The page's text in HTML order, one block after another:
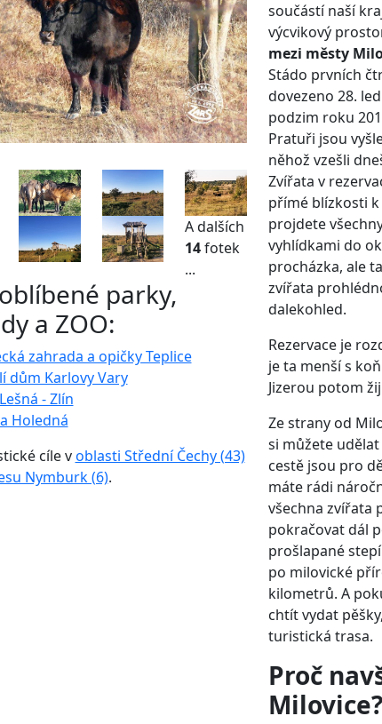
A dalších
14fotek
...
parky,
a ZOO:
zahrada a opičky Teplice
dům Karlovy Vary
- Zlín
Holedná
cíle voblasti Střední Čechy (43)
Nymburk (6).
součástí naší
výcvikový
mezi městy
Stádo prvních
dovezeno 28.
podzim roku
Pratuři jsou
něhož vzešli
Zvířata v
přímé blízkosti
projdete
vyhlídkami do
procházka, ale
zvířata
dalekohled.
Rezervace je
je ta menší s
Jizerou potom
Ze strany od
si můžete
cestě jsou pro
máte rádi
všechna zvířata
pokračovat dál
prošlapané
po milovické
kilometrů. A
chtít vydat
turistická trasa.
Proč
Milovice?